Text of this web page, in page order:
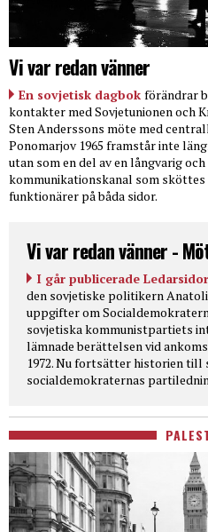
Vi var redan vänner
En sovjetisk dagbok förändrar
kontakter med Sovjetunionen och
Sten Anderssons möte med
Ponomarjov 1965 framstår inte
utan som en del av en långvarig
kommunikationskanal som sköttes
funktionärer på båda sidor.
Vi var redan vänner -
I går publicerade
den sovjetiske politikern
uppgifter om
sovjetiska kommunistpartiets
lämnade berättelsen vid
1972. Nu fortsätter historien till
socialdemokraternas